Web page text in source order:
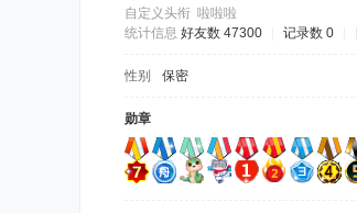
自定义头衔 啦啦啦
统计信息 好友数 47300 记录数 0
性别 保密
勋章